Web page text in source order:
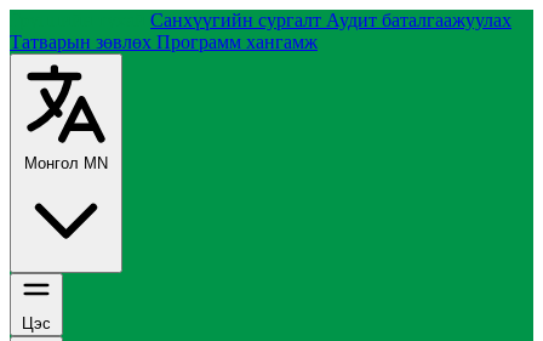
Санхүүгийн сургалт Аудит баталгаажуулах
Татварын зөвлөх Программ хангамж
Монгол MN
Цэс